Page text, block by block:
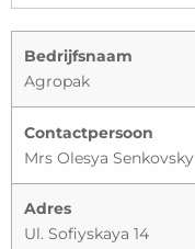
Bedrijfsnaam
Agropak
Contactpersoon
Mrs Olesya Senkovsky
Adres
Ul. Sofiyskaya 14